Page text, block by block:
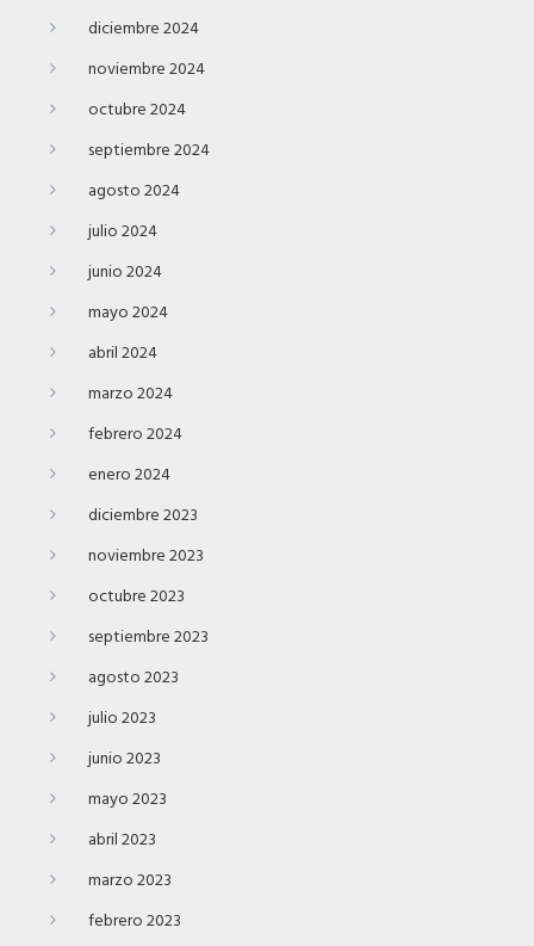
diciembre 2024
noviembre 2024
octubre 2024
septiembre 2024
agosto 2024
julio 2024
junio 2024
mayo 2024
abril 2024
marzo 2024
febrero 2024
enero 2024
diciembre 2023
noviembre 2023
octubre 2023
septiembre 2023
agosto 2023
julio 2023
junio 2023
mayo 2023
abril 2023
marzo 2023
febrero 2023